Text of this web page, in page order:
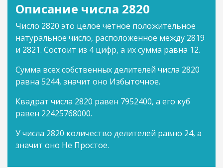
Описание числа 2820
Число 2820 это целое четное положительное
натуральное число, расположенное между 2819
и 2821. Состоит из 4 цифр, а их сумма равна 12.
Сумма всех собственных делителей числа 2820
равна 5244, значит оно Избыточное.
Квадрат числа 2820 равен 7952400, а его куб
равен 22425768000.
У числа 2820 количество делителей равно 24, а
значит оно Не Простое.